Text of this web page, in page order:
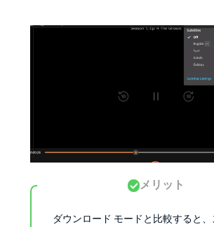
メリット
ダウンロード モードと比較すると、